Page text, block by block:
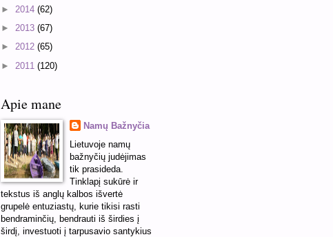
► 2014 (62)
► 2013 (67)
► 2012 (65)
► 2011 (120)
Apie mane
Namų Bažnyčia
Lietuvoje namų
bažnyčių judėjimas
tik prasideda.
Tinklapį sukūrė ir
tekstus iš anglų kalbos išvertė
grupelė entuziastų, kurie tikisi rasti
bendraminčių, bendrauti iš širdies į
širdį, investuoti į tarpusavio santykius